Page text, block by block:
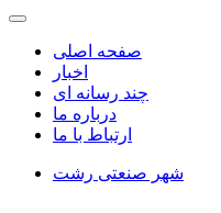
صفحه اصلی
اخبار
چند رسانه ای
درباره ما
ارتباط با ما
شهر صنعتی رشت